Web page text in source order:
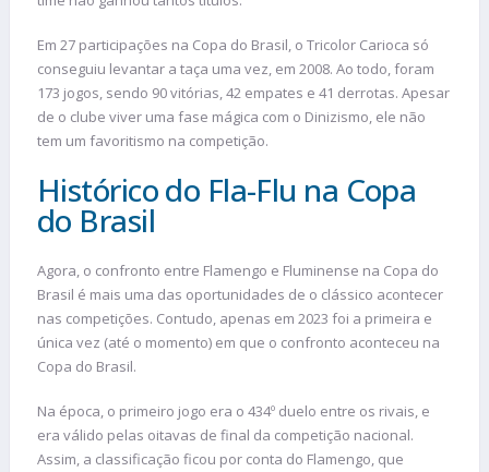
Em 27 participações na Copa do Brasil, o Tricolor Carioca só
conseguiu levantar a taça uma vez, em 2008. Ao todo, foram
173 jogos, sendo 90 vitórias, 42 empates e 41 derrotas. Apesar
de o clube viver uma fase mágica com o Dinizismo, ele não
tem um favoritismo na competição.
Histórico do Fla-Flu na Copa
do Brasil
Agora, o confronto entre Flamengo e Fluminense na Copa do
Brasil é mais uma das oportunidades de o clássico acontecer
nas competições. Contudo, apenas em 2023 foi a primeira e
única vez (até o momento) em que o confronto aconteceu na
Copa do Brasil.
Na época, o primeiro jogo era o 434º duelo entre os rivais, e
era válido pelas oitavas de final da competição nacional.
Assim, a classificação ficou por conta do Flamengo, que